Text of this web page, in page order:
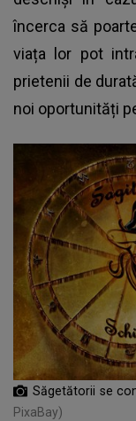
încerca să
viața lor pot
prietenii de
noi oportunități
Săgetătorii se
PixaBay)